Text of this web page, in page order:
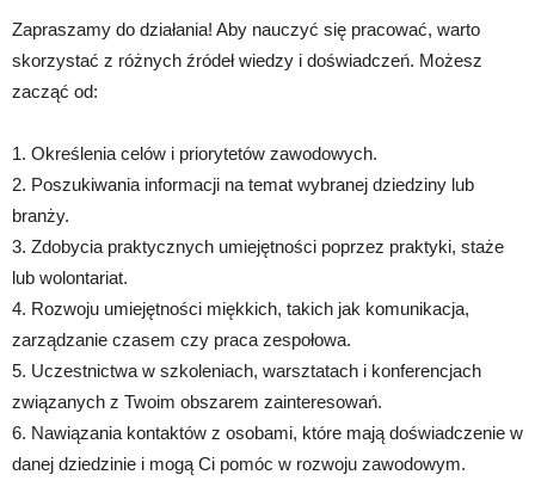
Zapraszamy do działania! Aby nauczyć się pracować, warto
skorzystać z różnych źródeł wiedzy i doświadczeń. Możesz
zacząć od:
1. Określenia celów i priorytetów zawodowych.
2. Poszukiwania informacji na temat wybranej dziedziny lub
branży.
3. Zdobycia praktycznych umiejętności poprzez praktyki, staże
lub wolontariat.
4. Rozwoju umiejętności miękkich, takich jak komunikacja,
zarządzanie czasem czy praca zespołowa.
5. Uczestnictwa w szkoleniach, warsztatach i konferencjach
związanych z Twoim obszarem zainteresowań.
6. Nawiązania kontaktów z osobami, które mają doświadczenie w
danej dziedzinie i mogą Ci pomóc w rozwoju zawodowym.